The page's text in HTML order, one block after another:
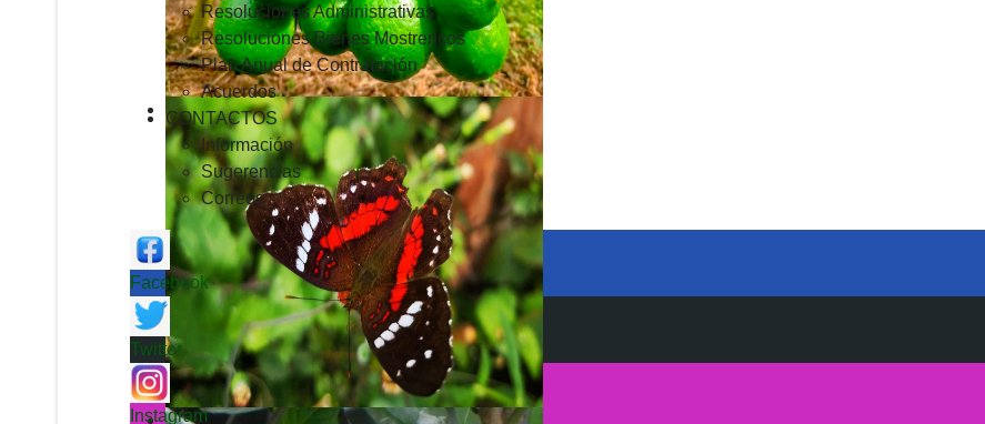
Resoluciones Administrativas
Resoluciones Bienes Mostrencos
Plan Anual de Contratación
Acuerdos
CONTACTOS
Información
Sugerencias
Correos
Facebook
Twitter
Instagram